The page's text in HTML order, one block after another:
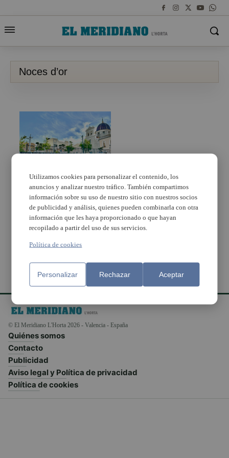
Noces d’or
L’Ajuntament de
Picassent homenatja
les parelles que
enguany compleixen
les seues noces d’or
© El Meridiano L'Horta 2026 - Valencia - España
Quiénes somos
Contacto
Publicidad
Aviso legal y Política de privacidad
Política de cookies
Utilizamos cookies para personalizar el contenido, los
anuncios y analizar nuestro tráfico. También compartimos
información sobre su uso de nuestro sitio con nuestros socios
de publicidad y análisis, quienes pueden combinarla con otra
información que les haya proporcionado o que hayan
recopilado a partir del uso de sus servicios.
Política de cookies
Personalizar Rechazar Aceptar